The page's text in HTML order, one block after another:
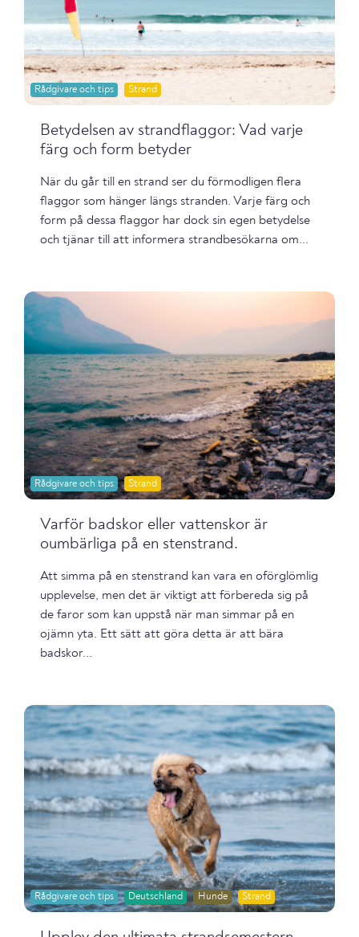
Rådgivare och tips Strand
Betydelsen av strandflaggor: Vad varje
färg och form betyder
När du går till en strand ser du förmodligen flera
flaggor som hänger längs stranden. Varje färg och
form på dessa flaggor har dock sin egen betydelse
och tjänar till att informera strandbesökarna om...
Rådgivare och tips Strand
Varför badskor eller vattenskor är
oumbärliga på en stenstrand.
Att simma på en stenstrand kan vara en oförglömlig
upplevelse, men det är viktigt att förbereda sig på
de faror som kan uppstå när man simmar på en
ojämn yta. Ett sätt att göra detta är att bära
badskor...
Rådgivare och tips Deutschland Hunde Strand